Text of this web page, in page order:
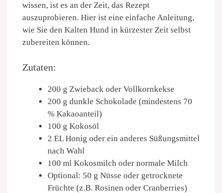
wissen, ist es an der Zeit, das Rezept
auszuprobieren. Hier ist eine einfache Anleitung,
wie Sie den Kalten Hund in kürzester Zeit selbst
zubereiten können.
Zutaten:
200 g Zwieback oder Vollkornkekse
200 g dunkle Schokolade (mindestens 70
% Kakaoanteil)
100 g Kokosöl
2 EL Honig oder ein anderes Süßungsmittel
nach Wahl
100 ml Kokosmilch oder normale Milch
Optional: 50 g Nüsse oder getrocknete
Früchte (z.B. Rosinen oder Cranberries)